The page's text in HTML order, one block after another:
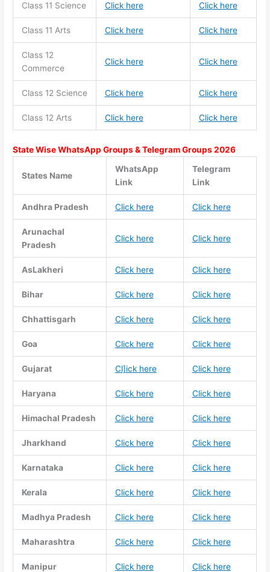
Class 11 Science Click here Click here
Class 11 Arts Click here Click here
Class 12
Commerce
Click here Click here
Class 12 Science Click here Click here
Class 12 Arts Click here Click here
State Wise WhatsApp Groups & Telegram Groups 2026
States Name
WhatsApp
Link
Telegram
Link
Andhra Pradesh Click here Click here
Arunachal
Pradesh
Click here Click here
AsLakheri Click here Click here
Bihar Click here Click here
Chhattisgarh Click here Click here
Goa Click here Click here
Gujarat Cl]ick here Click here
Haryana Click here Click here
Himachal Pradesh Click here Click here
Jharkhand Click here Click here
Karnataka Click here Click here
Kerala Click here Click here
Madhya Pradesh Click here Click here
Maharashtra Click here Click here
Manipur Click here Click here